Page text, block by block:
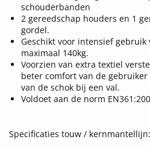
schouderbanden
2 gereedschap houders en 1
gordel.
Geschikt voor intensief
maximaal 140kg.
Voorzien van extra textiel
beter comfort van de
van de schok bij een val.
Voldoet aan de norm
Specificaties touw / kernmantellijn: